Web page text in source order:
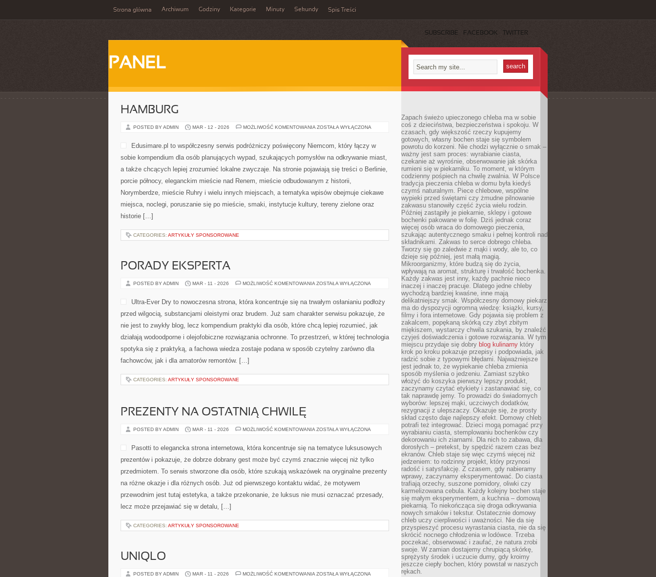
Strona główna Archiwum Godziny Kategorie Minuty Sekundy Spis Treści
SUBSCRIBE FACEBOOK TWITTER
PANEL
HAMBURG
POSTED BY ADMIN MAR - 12 - 2026 MOŻLIWOŚĆ KOMENTOWANIA HAMBURG
ZOSTAŁA WYŁĄCZONA
Edusimare.pl to współczesny serwis podróżniczy poświęcony Niemcom, który łączy w
sobie kompendium dla osób planujących wypad, szukających pomysłów na odkrywanie miast,
a także chcących lepiej zrozumieć lokalne zwyczaje. Na stronie pojawiają się treści o Berlinie,
porcie północy, eleganckim mieście nad Renem, mieście odbudowanym z historii,
Norymberdze, mieście Ruhry i wielu innych miejscach, a tematyka wpisów obejmuje ciekawe
miejsca, noclegi, poruszanie się po mieście, smaki, instytucje kultury, tereny zielone oraz
historie […]
CATEGORIES: ARTYKUŁY SPONSOROWANE
PORADY EKSPERTA
POSTED BY ADMIN MAR - 11 - 2026 MOŻLIWOŚĆ KOMENTOWANIA PORADY
ZOSTAŁA WYŁĄCZONA
Ultra-Ever Dry to nowoczesna strona, która koncentruje się na trwałym osłanianiu podłoży
przed wilgocią, substancjami oleistymi oraz brudem. Już sam charakter serwisu pokazuje, że
nie jest to zwykły blog, lecz kompendium praktyki dla osób, które chcą lepiej rozumieć, jak
działają wodoodporne i olejofobiczne rozwiązania ochronne. To przestrzeń, w której technologia
spotyka się z praktyką, a fachowa wiedza zostaje podana w sposób czytelny zarówno dla
fachowców, jak i dla amatorów remontów. […]
CATEGORIES: ARTYKUŁY SPONSOROWANE
PREZENTY NA OSTATNIĄ CHWILĘ
POSTED BY ADMIN MAR - 11 - 2026 MOŻLIWOŚĆ KOMENTOWANIA PREZENTY
CHWILĘ
ZOSTAŁA WYŁĄCZONA
Pasotti to elegancka strona internetowa, która koncentruje się na tematyce luksusowych
prezentów i pokazuje, że dobrze dobrany gest może być czymś znacznie więcej niż tylko
przedmiotem. To serwis stworzone dla osób, które szukają wskazówek na oryginalne prezenty
na różne okazje i dla różnych osób. Już od pierwszego kontaktu widać, że motywem
przewodnim jest tutaj estetyka, a także przekonanie, że luksus nie musi oznaczać przesady,
lecz może przejawiać się w detalu, […]
CATEGORIES: ARTYKUŁY SPONSOROWANE
UNIQLO
POSTED BY ADMIN MAR - 11 - 2026 MOŻLIWOŚĆ KOMENTOWANIA UNIQLO
ZOSTAŁA WYŁĄCZONA
Zapach świeżo upieczonego chleba ma w sobie
coś z dzieciństwa, bezpieczeństwa i spokoju. W
czasach, gdy większość rzeczy kupujemy
gotowych, własny bochen staje się symbolem
powrotu do korzeni. Nie chodzi wyłącznie o smak –
ważny jest sam proces: wyrabianie ciasta,
czekanie aż wyrośnie, obserwowanie jak skórka
rumieni się w piekarniku. To moment, w którym
codzienny pośpiech na chwilę zwalnia. W Polsce
tradycja pieczenia chleba w domu była kiedyś
czymś naturalnym. Piece chlebowe, wspólne
wypieki przed świętami czy żmudne pilnowanie
zakwasu stanowiły część życia wielu rodzin.
Później zastąpiły je piekarnie, sklepy i gotowe
bochenki pakowane w folię. Dziś jednak coraz
więcej osób wraca do domowego pieczenia,
szukając autentycznego smaku i pełnej kontroli nad
składnikami. Zakwas to serce dobrego chleba.
Tworzy się go zaledwie z mąki i wody, ale to, co
dzieje się później, jest małą magią.
Mikroorganizmy, które budzą się do życia,
wpływają na aromat, strukturę i trwałość bochenka.
Każdy zakwas jest inny, każdy pachnie nieco
inaczej i inaczej pracuje. Dlatego jedne chleby
wychodzą bardziej kwaśne, inne mają
delikatniejszy smak. Współczesny domowy piekarz
ma do dyspozycji ogromną wiedzę: książki, kursy,
filmy i fora internetowe. Gdy pojawia się problem z
zakalcem, popękaną skórką czy zbyt zbitym
miękiszem, wystarczy chwila szukania, by znaleźć
czyjeś doświadczenia i gotowe rozwiązania. W tym
miejscu przydaje się dobry blog kulinarny który
krok po kroku pokazuje przepisy i podpowiada, jak
radzić sobie z typowymi błędami. Najważniejsze
jest jednak to, że wypiekanie chleba zmienia
sposób myślenia o jedzeniu. Zamiast szybko
włożyć do koszyka pierwszy lepszy produkt,
zaczynamy czytać etykiety i zastanawiać się, co
tak naprawdę jemy. To prowadzi do świadomych
wyborów: lepszej mąki, uczciwych dodatków,
rezygnacji z ulepszaczy. Okazuje się, że prosty
skład często daje najlepszy efekt. Domowy chleb
potrafi też integrować. Dzieci mogą pomagać przy
wyrabianiu ciasta, stemplowaniu bochenków czy
dekorowaniu ich ziarnami. Dla nich to zabawa, dla
dorosłych – pretekst, by spędzić razem czas bez
ekranów. Chleb staje się więc czymś więcej niż
jedzeniem: to rodzinny projekt, który przynosi
radość i satysfakcję. Z czasem, gdy nabieramy
wprawy, zaczynamy eksperymentować. Do ciasta
trafiają orzechy, suszone pomidory, oliwki czy
karmelizowana cebula. Każdy kolejny bochen staje
się małym eksperymentem, a kuchnia – domową
piekarnią. To niekończąca się droga odkrywania
nowych smaków i tekstur. Ostatecznie domowy
chleb uczy cierpliwości i uważności. Nie da się
przyspieszyć procesu wyrastania ciasta, nie da się
skrócić nocnego chłodzenia w lodówce. Trzeba
poczekać, obserwować i zaufać, że natura zrobi
swoje. W zamian dostajemy chrupiącą skórkę,
sprężysty środek i uczucie dumy, gdy kroimy
jeszcze ciepły bochen, który powstał w naszych
rękach.